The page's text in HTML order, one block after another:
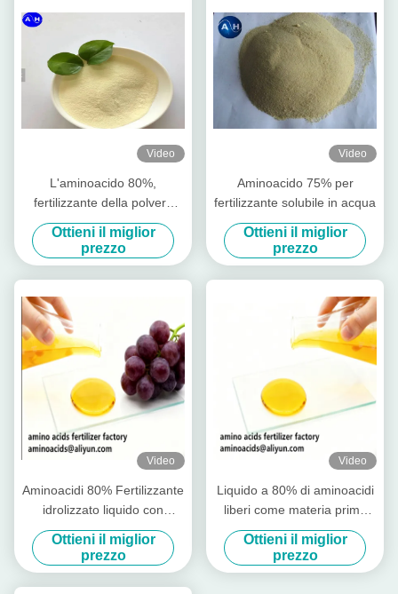
Video
L'aminoacido 80%,
fertilizzante della polvere
dell'agricoltura
dell'aminoacido stimola la
crescita della radice
Ottieni il miglior
prezzo
Video
Aminoacido 75% per
fertilizzante solubile in acqua
Ottieni il miglior
prezzo
Video
Aminoacidi 80% Fertilizzante
idrolizzato liquido con
aminoacidi liberi ≥ 750 g/l
Azoto totale ≥ 12,0% e alta
solubilità per l'agricoltura
biologica
Ottieni il miglior
prezzo
Video
Liquido a 80% di aminoacidi
liberi come materia prima
per la produzione di
fertilizzanti idrosolubili
Ottieni il miglior
prezzo